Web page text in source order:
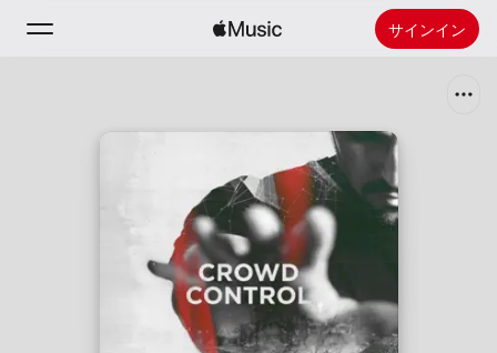
サインイン
Apple Musicをインストール